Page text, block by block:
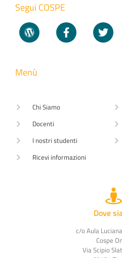
Segui COSPE
Menù
Chi Siamo
Docenti
I nostri studenti
Ricevi informazioni
Dove
c/o Aula
Cospe
Via Scipio